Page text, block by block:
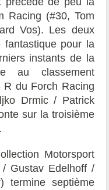
Racing (#30, Tom
Vos). Les deux
fantastique pour la
instants de la
au classement
du Forch Racing
Drmic/ Patrick
sur la troisième
Motorsport
Gustav Edelhoff/
) termine septième